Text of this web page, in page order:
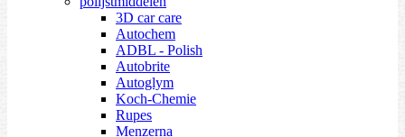
3D car care
Autochem
ADBL - Polish
Autobrite
Autoglym
Koch-Chemie
Rupes
Menzerna